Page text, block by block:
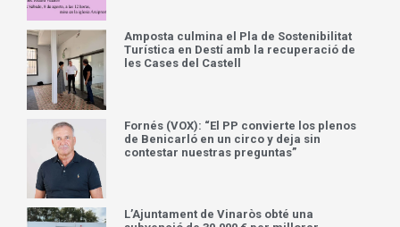
Amposta culmina el Pla de Sostenibilitat
Turística en Destí amb la recuperació de
les Cases del Castell
Fornés (VOX): “El PP convierte los plenos
de Benicarló en un circo y deja sin
contestar nuestras preguntas”
L’Ajuntament de Vinaròs obté una